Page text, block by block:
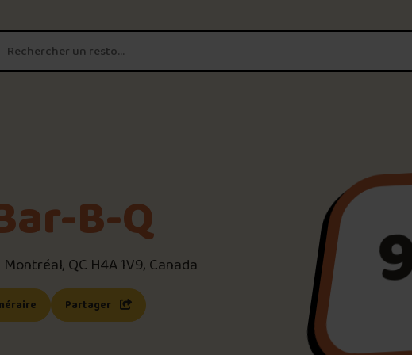
T'es un vrai
Connecte-toipour POUTZ ta
Trouve une POUTZ sur la
Palmarès des meilleures
B-Q
QC H4A 1V9, Canada
dans une nouvelle fenêtre)
(ce lien s’ouvrira dans une nouvelle fenêtre)
Partager